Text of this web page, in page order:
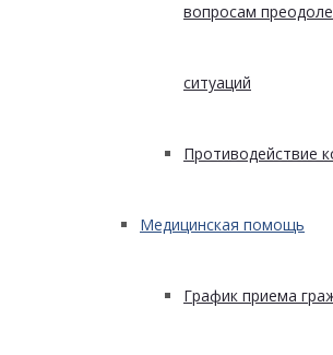
вопросам
ситуаций
Противодействие
Медицинская помощь
График приема